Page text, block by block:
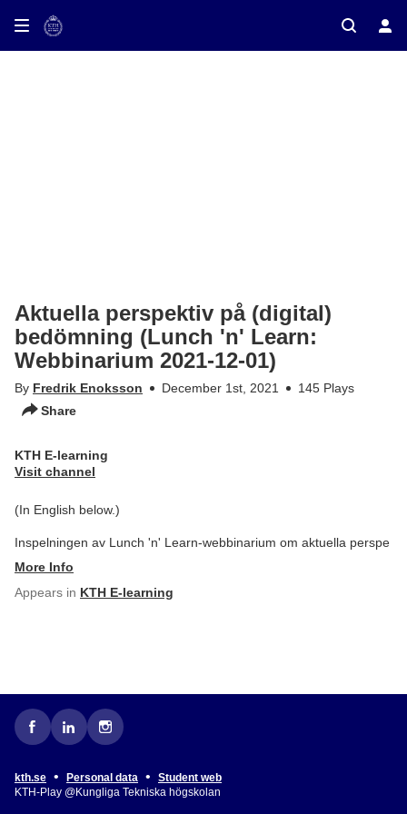
on TV
Aktuella perspektiv på (digital)
bedömning (Lunch 'n' Learn:
Webbinarium 2021-12-01)
By Fredrik Enoksson December 1st, 2021
145 Plays
Share
KTH E-learning
Visit channel
(In English below.)
Inspelningen av Lunch 'n' Learn-webbinarium om aktuella perspe
More Info
Appears in KTH E-learning
kth.se • Personal data •
Student web
KTH-Play @Kungliga Tekniska högskolan